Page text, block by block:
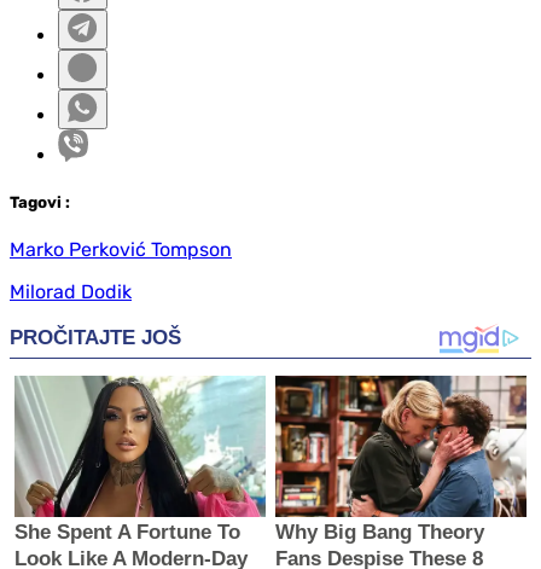
Tagovi :
Marko Perković Tompson
Milorad Dodik